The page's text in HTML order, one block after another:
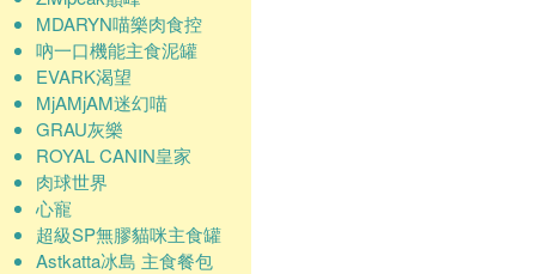
MDARYN喵樂肉食控
吶一口機能主食泥罐
EVARK渴望
MjAMjAM迷幻喵
GRAU灰樂
ROYAL CANIN皇家
肉球世界
心寵
超級SP無膠貓咪主食罐
Astkatta冰島 主食餐包